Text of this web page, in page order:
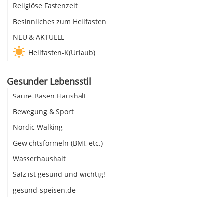
Religiöse Fastenzeit
Besinnliches zum Heilfasten
NEU & AKTUELL
Heilfasten-K(Urlaub)
Gesunder Lebensstil
Säure-Basen-Haushalt
Bewegung & Sport
Nordic Walking
Gewichtsformeln (BMI, etc.)
Wasserhaushalt
Salz ist gesund und wichtig!
gesund-speisen.de